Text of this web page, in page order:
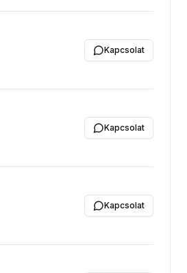
Kapcsolat
Kapcsolat
Kapcsolat